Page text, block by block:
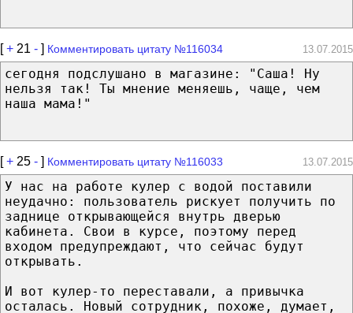
[+ 21 - ] Комментировать цитату №116034 13.07.2015
сегодня подслушано в магазине: "Саша! Ну
нельзя так! Ты мнение меняешь, чаще, чем
наша мама!"
[+ 25 - ] Комментировать цитату №116033 13.07.2015
У нас на работе кулер с водой поставили
неудачно: пользователь рискует получить по
заднице открывающейся внутрь дверью
кабинета. Свои в курсе, поэтому перед
входом предупреждают, что сейчас будут
открывать.
И вот кулер-то переставали, а привычка
осталась. Новый сотрудник, похоже, думает,